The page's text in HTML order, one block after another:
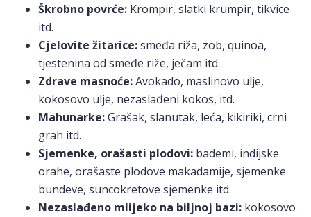
Škrobno povrće: Krompir, slatki krumpir, tikvice
itd.
Cjelovite žitarice:smeđa riža, zob, quinoa,
tjestenina od smeđe riže, ječam itd.
Zdrave masnoće:Avokado, maslinovo ulje,
kokosovo ulje, nezaslađeni kokos, itd.
Mahunarke:Grašak, slanutak, leća, kikiriki, crni
grah itd.
Sjemenke, orašasti plodovi: bademi, indijske
orahe, orašaste plodove makadamije, sjemenke
bundeve, suncokretove sjemenke itd.
Nezaslađeno mlijeko na biljnoj bazi: kokosovo